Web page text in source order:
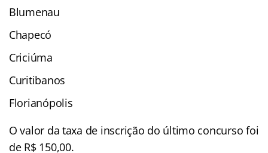
Blumenau
Chapecó
Criciúma
Curitibanos
Florianópolis
O valor da taxa de inscrição do último concurso foi
de R$ 150,00.